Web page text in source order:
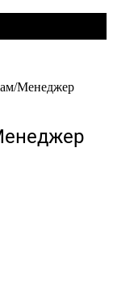
Менеджер